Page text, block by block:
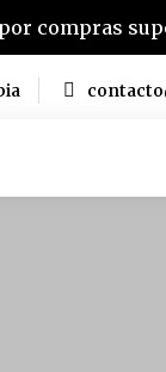
compras